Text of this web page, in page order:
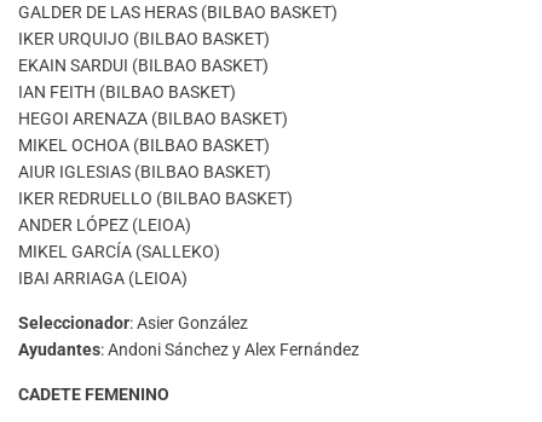
GALDER DE LAS HERAS (BILBAO BASKET)
IKER URQUIJO (BILBAO BASKET)
EKAIN SARDUI (BILBAO BASKET)
IAN FEITH (BILBAO BASKET)
HEGOI ARENAZA (BILBAO BASKET)
MIKEL OCHOA (BILBAO BASKET)
AIUR IGLESIAS (BILBAO BASKET)
IKER REDRUELLO (BILBAO BASKET)
ANDER LÓPEZ (LEIOA)
MIKEL GARCÍA (SALLEKO)
IBAI ARRIAGA (LEIOA)
Seleccionador: Asier González
Ayudantes: Andoni Sánchez y Alex Fernández
CADETE FEMENINO